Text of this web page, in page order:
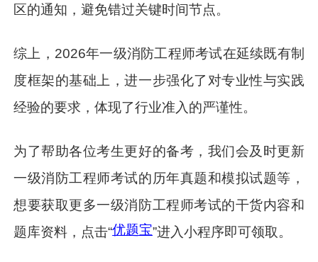
区的通知，避免错过关键时间节点。
综上，2026年一级消防工程师考试在延续既有制
度框架的基础上，进一步强化了对专业性与实践
经验的要求，体现了行业准入的严谨性。
为了帮助各位考生更好的备考，我们会及时更新
一级消防工程师考试的历年真题和模拟试题等，
想要获取更多一级消防工程师考试的干货内容和
题库资料，点击“优题宝”进入小程序即可领取。